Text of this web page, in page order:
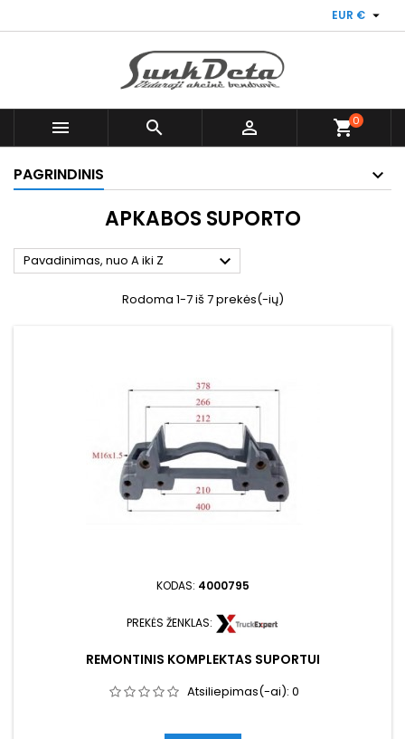
EUR € 
   shopping_cart0
PAGRINDINIS
APKABOS SUPORTO
Pavadinimas, nuo A iki Z 
Rodoma 1-7 iš 7 prekės(-ių)
KODAS: 4000795
PREKĖS ŽENKLAS:
REMONTINIS KOMPLEKTAS SUPORTUI
Atsiliepimas(-ai): 0